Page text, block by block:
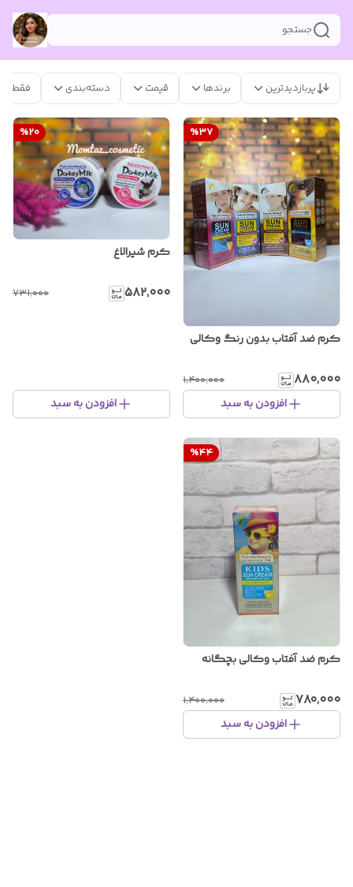
جستجو
پربازدیدترین برندها قیمت دسته‌بندی فقط
%37
کرم ضد آفتاب بدون رنگ وکالی
۸۸۰٬۰۰۰ ۱٬۴۰۰٬۰۰۰
افزودن به سبد
%20
کرم شیرالاغ
۵۸۲٬۰۰۰ ۷۳۱٬۰۰۰
افزودن به سبد
%44
کرم ضد آفتاب‌ وکالی بچگانه
۷۸۰٬۰۰۰ ۱٬۴۰۰٬۰۰۰
افزودن به سبد